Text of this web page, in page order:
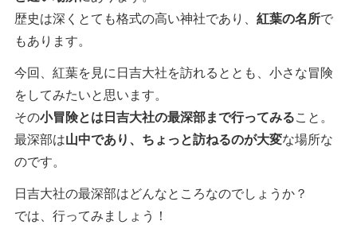
歴史は深くとても格式の高い神社であり、 紅葉の名所で
もあります。
今回、紅葉を見に日吉大社を訪れるととも、小さな冒険
をしてみたいと思います。
その小冒険とは日吉大社の最深部まで行ってみること。
最深部は山中であり、ちょっと訪ねるのが大変な場所な
のです。
日吉大社の最深部はどんなところなのでしょうか？
では、行ってみましょう！